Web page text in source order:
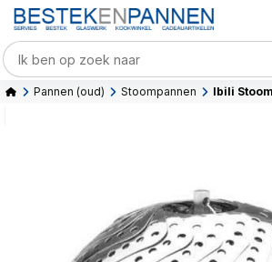
Pannen (oud) Stoompannen Ibili